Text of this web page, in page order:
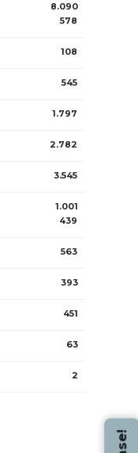
8.090
578
108
545
1.797
2.782
3.545
1.001
439
563
393
451
63
2